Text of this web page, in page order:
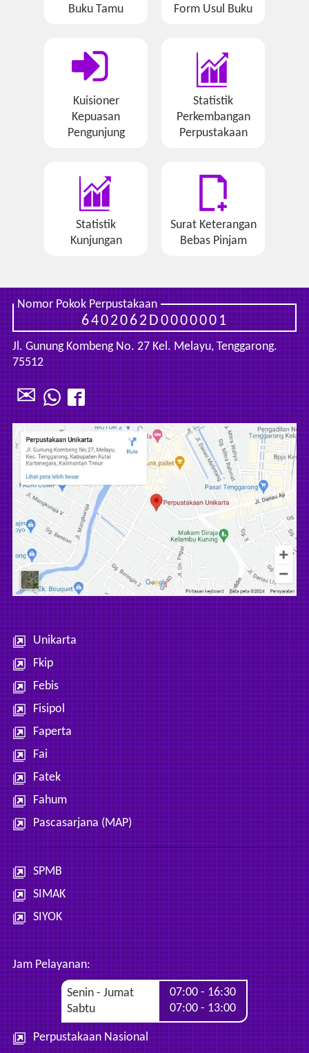
Buku Tamu Form Usul Buku
Kuisioner
Kepuasan
Pengunjung
Statistik
Perkembangan
Perpustakaan
Statistik
Kunjungan
Surat Keterangan
Bebas Pinjam
Nomor Pokok Perpustakaan
6402062D0000001
Jl. Gunung Kombeng No. 27 Kel. Melayu, Tenggarong.
75512
✉
Unikarta
Fkip
Febis
Fisipol
Faperta
Fai
Fatek
Fahum
Pascasarjana (MAP)
SPMB
SIMAK
SIYOK
Jam Pelayanan:
Senin - Jumat
Sabtu
07:00 - 16:30
07:00 - 13:00
Perpustakaan Nasional